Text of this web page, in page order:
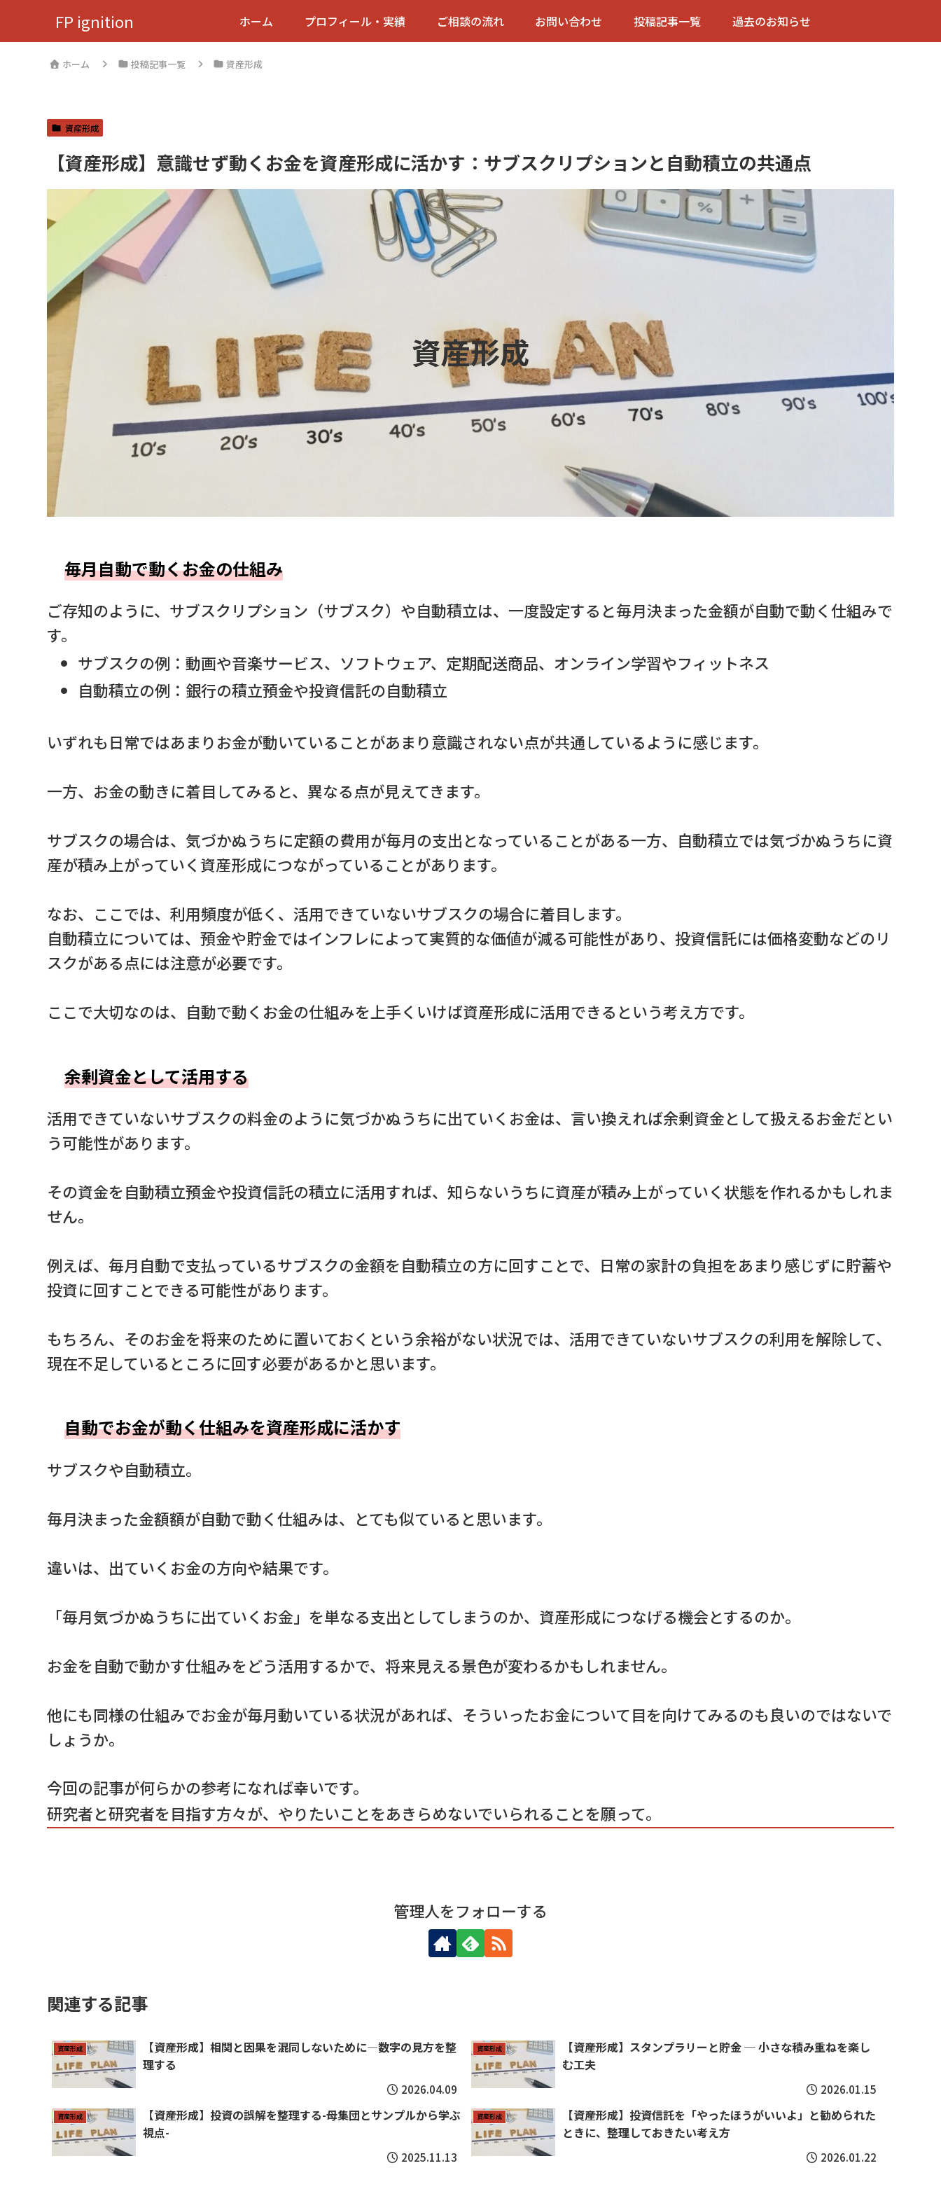
FP ignition ホーム プロフィール・実績 ご相談の流れ お問い合わせ 投稿記事一覧 過去のお知らせ
ホーム 投稿記事一覧 資産形成
資産形成
【資産形成】意識せず動くお金を資産形成に活かす：サブスクリプションと自動積立の共通点
資産形成
毎月自動で動くお金の仕組み
ご存知のように、サブスクリプション（サブスク）や自動積立は、一度設定すると毎月決まった金額が自動で動く仕組みで
す。
サブスクの例：動画や音楽サービス、ソフトウェア、定期配送商品、オンライン学習やフィットネス
自動積立の例：銀行の積立預金や投資信託の自動積立
いずれも日常ではあまりお金が動いていることがあまり意識されない点が共通しているように感じます。
一方、お金の動きに着目してみると、異なる点が見えてきます。
サブスクの場合は、気づかぬうちに定額の費用が毎月の支出となっていることがある一方、自動積立では気づかぬうちに資
産が積み上がっていく資産形成につながっていることがあります。
なお、ここでは、利用頻度が低く、活用できていないサブスクの場合に着目します。
自動積立については、預金や貯金ではインフレによって実質的な価値が減る可能性があり、投資信託には価格変動などのリ
スクがある点には注意が必要です。
ここで大切なのは、自動で動くお金の仕組みを上手くいけば資産形成に活用できるという考え方です。
余剰資金として活用する
活用できていないサブスクの料金のように気づかぬうちに出ていくお金は、言い換えれば余剰資金として扱えるお金だとい
う可能性があります。
その資金を自動積立預金や投資信託の積立に活用すれば、知らないうちに資産が積み上がっていく状態を作れるかもしれま
せん。
例えば、毎月自動で支払っているサブスクの金額を自動積立の方に回すことで、日常の家計の負担をあまり感じずに貯蓄や
投資に回すことできる可能性があります。
もちろん、そのお金を将来のために置いておくという余裕がない状況では、活用できていないサブスクの利用を解除して、
現在不足しているところに回す必要があるかと思います。
自動でお金が動く仕組みを資産形成に活かす
サブスクや自動積立。
毎月決まった金額額が自動で動く仕組みは、とても似ていると思います。
違いは、出ていくお金の方向や結果です。
「毎月気づかぬうちに出ていくお金」を単なる支出としてしまうのか、資産形成につなげる機会とするのか。
お金を自動で動かす仕組みをどう活用するかで、将来見える景色が変わるかもしれません。
他にも同様の仕組みでお金が毎月動いている状況があれば、そういったお金について目を向けてみるのも良いのではないで
しょうか。
今回の記事が何らかの参考になれば幸いです。
研究者と研究者を目指す方々が、やりたいことをあきらめないでいられることを願って。
管理人をフォローする
関連する記事
資産形成
【資産形成】相関と因果を混同しないために―数字の見方を整
理する
2026.04.09
資産形成
【資産形成】スタンプラリーと貯金 ─ 小さな積み重ねを楽し
む工夫
2026.01.15
資産形成
【資産形成】投資の誤解を整理する-母集団とサンプルから学ぶ
視点-
2025.11.13
資産形成
【資産形成】投資信託を「やったほうがいいよ」と勧められた
ときに、整理しておきたい考え方
2026.01.22